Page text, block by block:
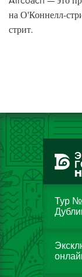
на О'Коннелл-
стрит.
Тур